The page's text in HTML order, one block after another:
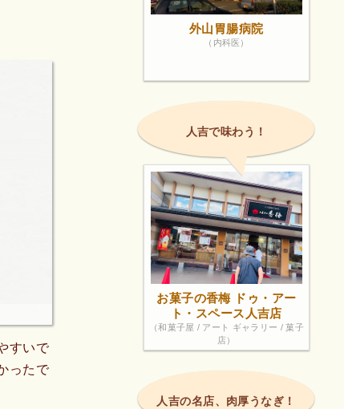
すいで
ったで
外山胃腸病院
（内科医）
人吉で味わう！
お菓子の香梅 ドゥ・アー
ト・スペース人吉店
（和菓子屋 / アート ギャラリー / 菓子
店）
人吉の名店、肉厚うなぎ！